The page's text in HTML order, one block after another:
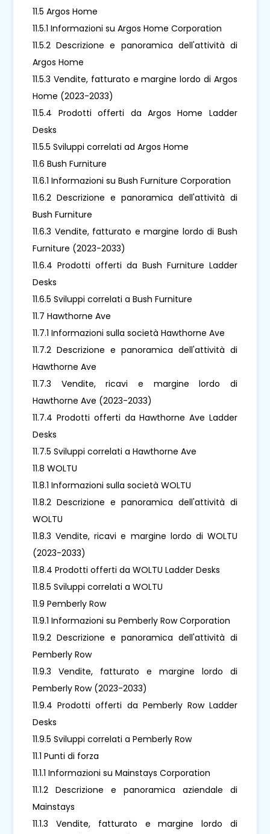
11.5 Argos Home
11.5.1 Informazioni su Argos Home Corporation
11.5.2 Descrizione e panoramica dell'attività di
Argos Home
11.5.3 Vendite, fatturato e margine lordo di Argos
Home (2023-2033)
11.5.4 Prodotti offerti da Argos Home Ladder
Desks
11.5.5 Sviluppi correlati ad Argos Home
11.6 Bush Furniture
11.6.1 Informazioni su Bush Furniture Corporation
11.6.2 Descrizione e panoramica dell'attività di
Bush Furniture
11.6.3 Vendite, fatturato e margine lordo di Bush
Furniture (2023-2033)
11.6.4 Prodotti offerti da Bush Furniture Ladder
Desks
11.6.5 Sviluppi correlati a Bush Furniture
11.7 Hawthorne Ave
11.7.1 Informazioni sulla società Hawthorne Ave
11.7.2 Descrizione e panoramica dell'attività di
Hawthorne Ave
11.7.3 Vendite, ricavi e margine lordo di
Hawthorne Ave (2023-2033)
11.7.4 Prodotti offerti da Hawthorne Ave Ladder
Desks
11.7.5 Sviluppi correlati a Hawthorne Ave
11.8 WOLTU
11.8.1 Informazioni sulla società WOLTU
11.8.2 Descrizione e panoramica dell'attività di
WOLTU
11.8.3 Vendite, ricavi e margine lordo di WOLTU
(2023-2033)
11.8.4 Prodotti offerti da WOLTU Ladder Desks
11.8.5 Sviluppi correlati a WOLTU
11.9 Pemberly Row
11.9.1 Informazioni su Pemberly Row Corporation
11.9.2 Descrizione e panoramica dell'attività di
Pemberly Row
11.9.3 Vendite, fatturato e margine lordo di
Pemberly Row (2023-2033)
11.9.4 Prodotti offerti da Pemberly Row Ladder
Desks
11.9.5 Sviluppi correlati a Pemberly Row
11.1 Punti di forza
11.1.1 Informazioni su Mainstays Corporation
11.1.2 Descrizione e panoramica aziendale di
Mainstays
11.1.3 Vendite, fatturato e margine lordo di